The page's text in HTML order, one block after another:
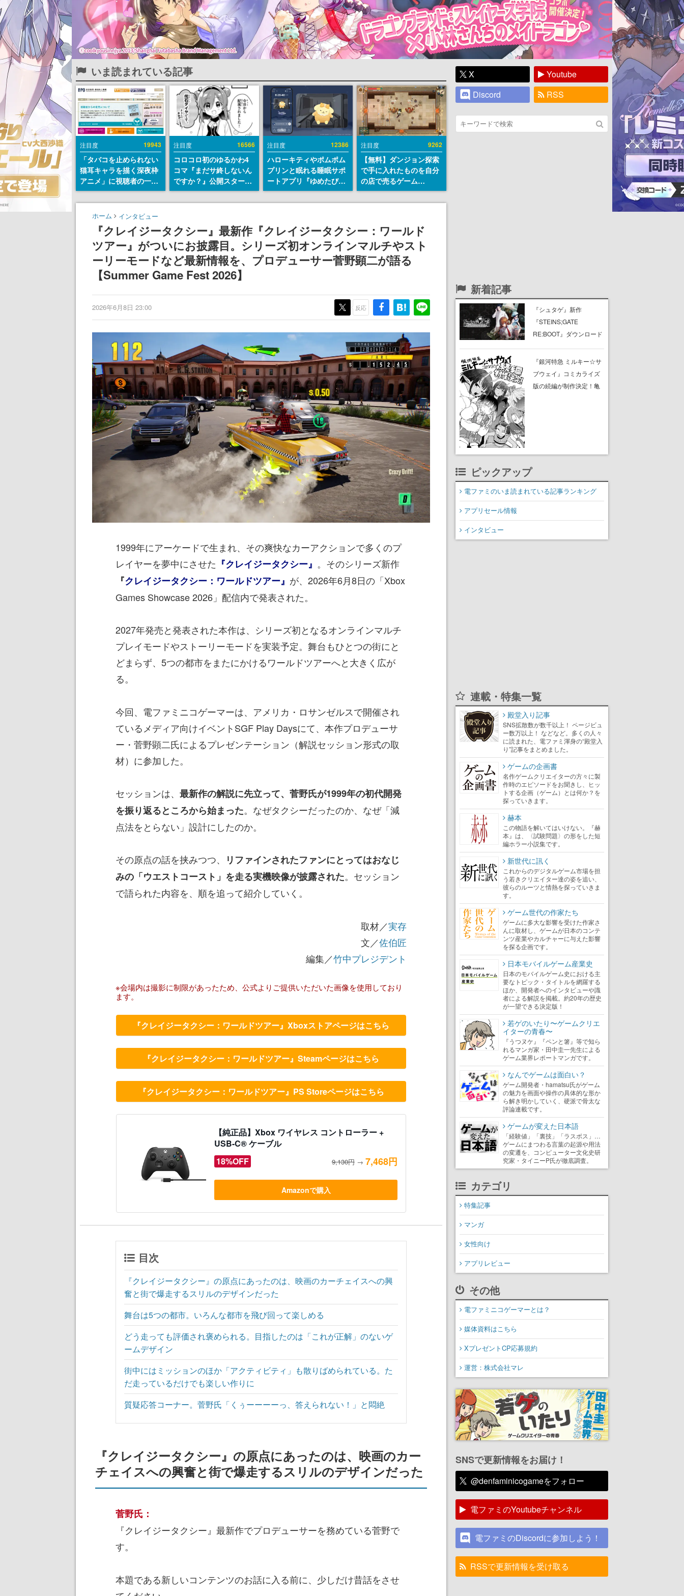
いま読まれている記事
注目度 19943
「タバコを止められない
猫耳キャラを描く深夜枠
アニメ」に視聴者の一部
から批判意見。違法薬物
の使用と思わしき描写も
含めて、BPOが議論を交
注目度 16566
コロコロ初のゆるかわ4
コマ『まだサ終しないん
ですか？』公開スター
ト。主人公は新入社員の
侘石ダイヤ、ゲーム会社
する社員たちを描く
注目度 12386
ハローキティやポムポム
プリンと眠れる睡眠サポ
ートアプリ『ゆめたび』
が配信中。キャラごとの
ASMRや目覚ましアラー
注目度 9262
【無料】ダンジョン探索
で手に入れたものを自分
の店で売るゲーム
『Moonlighter』が
Steamにて無料配布中！
の9月2日正式リリースを
記念したキャンペーン
ホーム インタビュー
『クレイジータクシー』最新作『クレイジータクシー：ワールド
ツアー』がついにお披露目。シリーズ初オンラインマルチやスト
ーリーモードなど最新情報を、プロデューサー菅野顕二が語る
【Summer Game Fest 2026】
2026年6月8日 23:00 反応
1999年にアーケードで生まれ、その爽快なカーアクションで多くのプ
レイヤーを夢中にさせた 『クレイジータクシー』 。そのシリーズ新作
『クレイジータクシー：ワールドツアー』 が、2026年6月8日の「Xbox
Games Showcase 2026」配信内で発表された。
2027年発売と発表された本作は、シリーズ初となるオンラインマルチ
プレイモードやストーリーモードを実装予定。舞台もひとつの街にと
どまらず、5つの都市をまたにかけるワールドツアーへと大きく広が
る。
今回、電ファミニコゲーマーは、アメリカ・ロサンゼルスで開催され
ているメディア向けイベントSGF Play Daysにて、本作プロデューサ
ー・菅野顕二氏によるプレゼンテーション（解説セッション形式の取
材）に参加した。
セッションは、 最新作の解説に先立って、菅野氏が1999年の初代開発
を振り返るところから始まった。なぜタクシーだったのか、なぜ「減
点法をとらない」設計にしたのか。
その原点の話を挟みつつ、
リファインされたファンにとってはおなじ
みの「ウエストコースト」を走る実機映像が披露された。セッション
で語られた内容を、順を追って紹介していく。
取材／実存
文／佐伯匠
編集／竹中プレジデント
※会場内は撮影に制限があったため、公式よりご提供いただいた画像を使用しており
ます。
『クレイジータクシー：ワールドツアー』Xboxストアページはこちら
『クレイジータクシー：ワールドツアー』Steamページはこちら
『クレイジータクシー：ワールドツアー』PS Storeページはこちら
【純正品】Xbox ワイヤレス コントローラー +
USB-C® ケーブル
18%OFF
9,130円 → 7,468円
Amazonで購入
目次
『クレイジータクシー』の原点にあったのは、映画のカーチェイスへの興
奮と街で爆走するスリルのデザインだった
舞台は5つの都市。いろんな都市を飛び回って楽しめる
どう走っても評価され褒められる。目指したのは「これが正解」のないゲ
ームデザイン
街中にはミッションのほか「アクティビティ」も散りばめられている。た
だ走っているだけでも楽しい作りに
質疑応答コーナー。菅野氏「くぅーーーーっ、答えられない！」と悶絶
『クレイジータクシー』の原点にあったのは、映画のカー
チェイスへの興奮と街で爆走するスリルのデザインだった
菅野氏：
『クレイジータクシー』最新作でプロデューサーを務めている菅野で
す。
本題である新しいコンテンツのお話に入る前に、少しだけ昔話をさせ
X
Youtube
Discord
RSS
新着記事
『シュタゲ』新作
『STEINS;GATE
RE:BOOT』ダウンロード
ト、ニンテンドーストア
とSteamにて。PS Store
もオープン
『銀河特急 ミルキー☆サ
ブウェイ』コミカライズ
版の続編が制作決定！亀
ピックアップ
電ファミのいま読まれている記事ランキング
アプリセール情報
インタビュー
連載・特集一覧
殿堂入り記事
SNS拡散数が数千以上！ ページビュ
ー数万以上！ などなど。多くの人々
に読まれた、電ファミ渾身の“殿堂入
り”記事をまとめました。
ゲームの企画書
名作ゲームクリエイターの方々に製
作時のエピソードをお聞きし、ヒッ
トする企画（ゲーム）とは何か？を
探っていきます。
赫本
この物語を解いてはいけない。『赫
本』は、〈試験問題〉の形をした短
編ホラー小説集です。
新世代に訊く
これからのデジタルゲーム市場を担
う若きクリエイター達の姿を追い、
彼らのルーツと情熱を探っていきま
す。
ゲーム世代の作家たち
ゲームに多大な影響を受けた作家さ
んに取材し、ゲームが日本のコンテ
ンツ産業やカルチャーに与えた影響
を探る企画です。
日本モバイルゲーム産業史
日本のモバイルゲーム史における主
要なトピック・タイトルを網羅する
ほか、開発者へのインタビューや識
者による解説を掲載。約20年の歴史
が一望できる決定版！
若ゲのいたり〜ゲームクリエ
イターの青春〜
『うつヌケ』『ペンと箸』等で知ら
れるマンガ家・田中圭一先生による
ゲーム業界レポートマンガです。
なんでゲームは面白い？
ゲーム開発者・hamatsu氏がゲーム
の魅力を画面や操作の具体的な形か
ら解き明かしていく、硬派で骨太な
評論連載です。
ゲームが変えた日本語
「経験値」「裏技」「ラスボス」…
ゲームにまつわる言葉の起源や用法
の変遷を、コンピューター文化史研
究家・タイニーP氏が徹底調査。
カテゴリ
特集記事
マンガ
女性向け
アプリレビュー
その他
電ファミニコゲーマーとは？
媒体資料はこちら
XプレゼントCP応募規約
運営：株式会社マレ
SNSで更新情報をお届け！
@denfaminicogameをフォロー
電ファミのYoutubeチャンネル
電ファミのDiscordに参加しよう！
RSSで更新情報を受け取る